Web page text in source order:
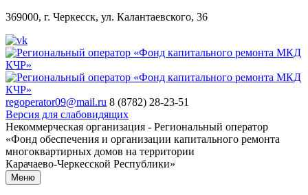
369000, г. Черкесск, ул. Калантаевского, 36
regoperator09@mail.ru 8 (8782) 28-23-51
Версия для слабовидящих
Некоммерческая организация - Региональный оператор
«Фонд обеспечения и организации капитального ремонта
многоквартирных домов на территории
Карачаево-Черкесской Республики»
Меню